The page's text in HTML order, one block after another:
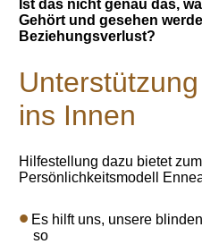
Ist das nicht genau das,
Gehört und gesehen
Beziehungsverlust?
ins Innen
Hilfestellung dazu bietet
Persönlichkeitsmodell
Es hilft uns, unsere
so